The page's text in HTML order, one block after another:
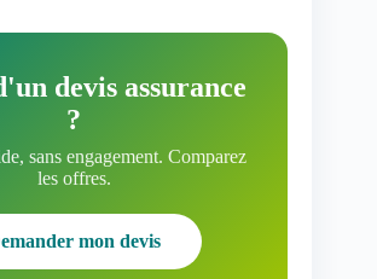
devis assurance
?
sans engagement. Comparez
les offres.
mon devis